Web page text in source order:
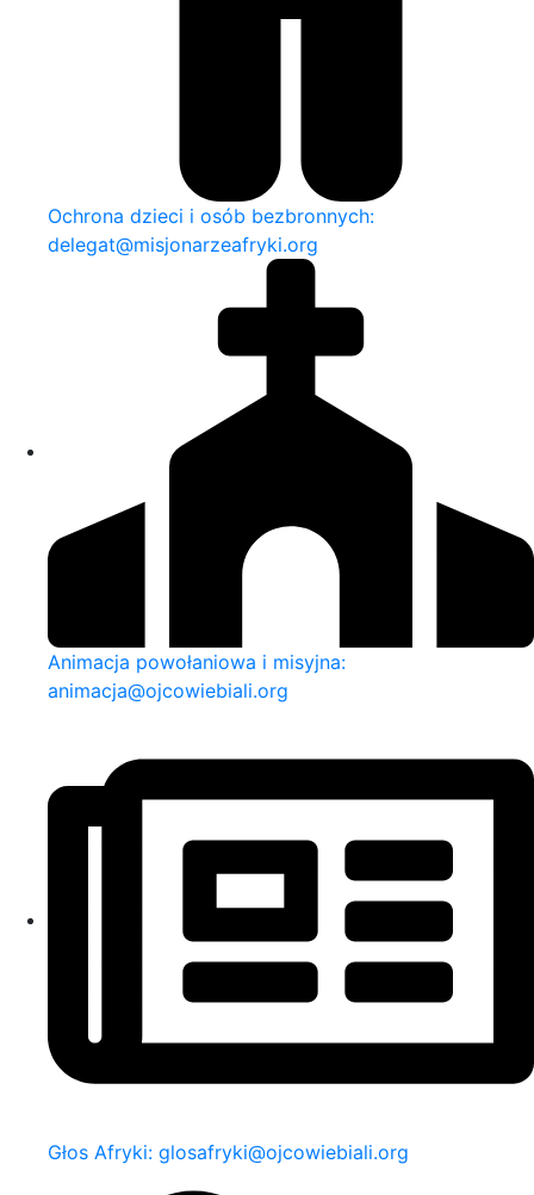
Ochrona dzieci i osób bezbronnych:
delegat@misjonarzeafryki.org
Animacja powołaniowa i misyjna:
animacja@ojcowiebiali.org
Głos Afryki: glosafryki@ojcowiebiali.org